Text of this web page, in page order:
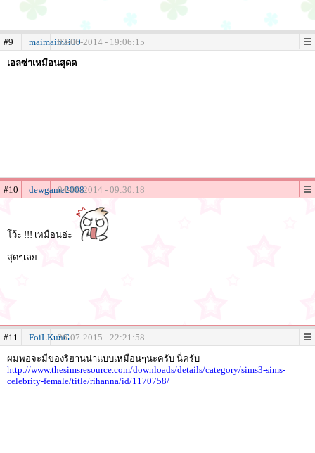
#9 maimaimai0003-06-2014 - 19:06:15
เอลซ่าเหมือนสุดด
#10 dewgame200804-06-2014 - 09:30:18
โว้ะ !!! เหมือนอ่ะ
สุดๆเลย
#11 FoiLKunG26-07-2015 - 22:21:58
ผมพอจะมีของริฮานน่าแบบเหมือนๆนะครับ นี่ครับ
http://www.thesimsresource.com/downloads/details/category/sims3-sims-
celebrity-female/title/rihanna/id/1170758/